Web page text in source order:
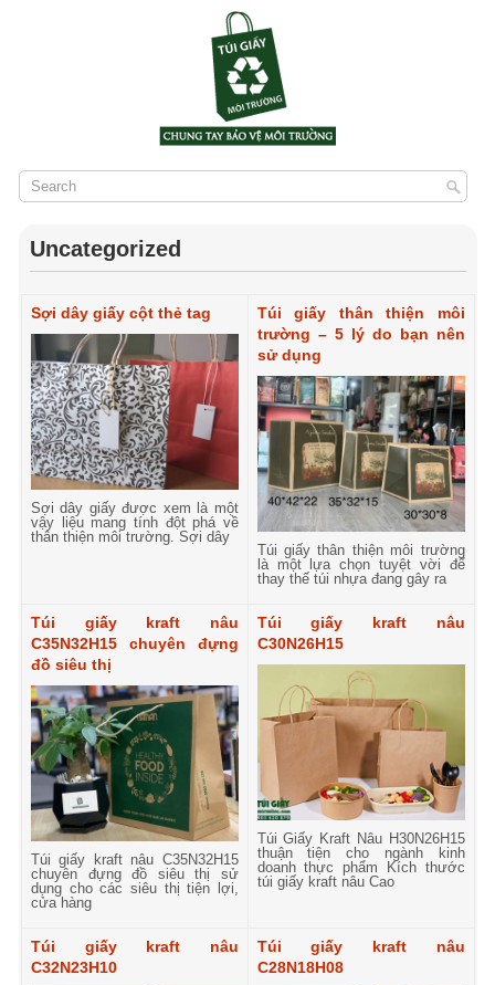
Uncategorized
Sợi dây giấy cột thẻ tag
Sợi dây giấy được xem là một
vậy liệu mang tính đột phá về
thân thiện môi trường. Sợi dây
Túi giấy thân thiện môi
trường – 5 lý do bạn nên
sử dụng
Túi giấy thân thiện môi trường
là một lựa chọn tuyệt vời để
thay thế túi nhựa đang gây ra
Túi giấy kraft nâu
C35N32H15 chuyên đựng
đồ siêu thị
Túi giấy kraft nâu C35N32H15
chuyên đựng đồ siêu thị sử
dụng cho các siêu thị tiện lợi,
cửa hàng
Túi giấy kraft nâu
C30N26H15
Túi Giấy Kraft Nâu H30N26H15
thuận tiện cho ngành kinh
doanh thực phẩm Kích thước
túi giấy kraft nâu Cao
Túi giấy kraft nâu
C32N23H10
Túi giấy kraft nâu
C28N18H08